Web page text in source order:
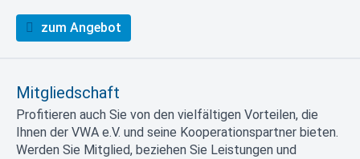
zum Angebot
Mitgliedschaft
Profitieren auch Sie von den vielfältigen Vorteilen, die
Ihnen der VWA e.V. und seine Kooperationspartner bieten.
Werden Sie Mitglied, beziehen Sie Leistungen und